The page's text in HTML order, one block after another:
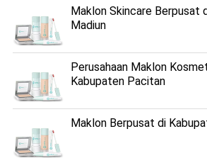
Maklon Skincare Berpusat
Madiun
Perusahaan Maklon
Kabupaten Pacitan
Maklon Berpusat di